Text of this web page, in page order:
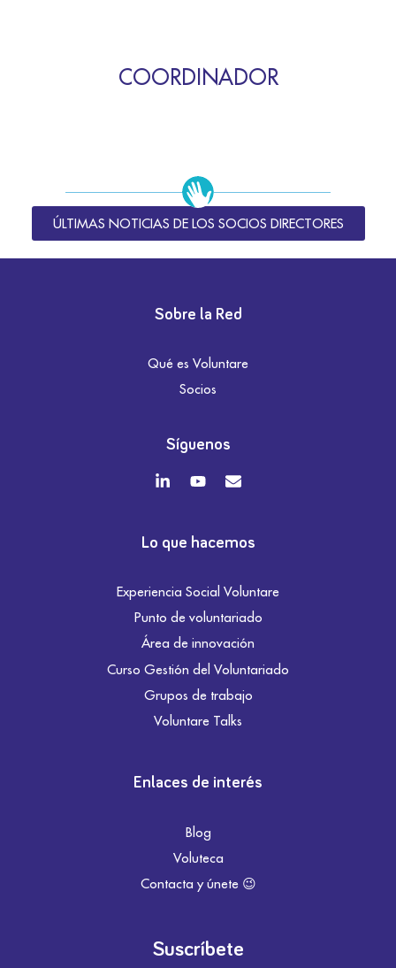
COORDINADOR
ÚLTIMAS NOTICIAS DE LOS SOCIOS DIRECTORES
Sobre la Red
Qué es Voluntare
Socios
Síguenos
Lo que hacemos
Experiencia Social Voluntare
Punto de voluntariado
Área de innovación
Curso Gestión del Voluntariado
Grupos de trabajo
Voluntare Talks
Enlaces de interés
Blog
Voluteca
Contacta y únete 😉
Suscríbete